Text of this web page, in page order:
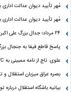
مُهر تأیید دیوان عدالت اداری
مُهر تأیید دیوان عدالت اداری
24 مرداد؛ جدال بزرگ علی‌ اکبری برای فتح کمربند ACA
پاسخ قاطع فیفا به جنجال
علوی: تاج از نامه ممبینی به AFC اطلاع نداشت/ مقصران معرفی می‌شوند
بصره عراق میزبان استقلال و
بیانیه باشگاه استقلال